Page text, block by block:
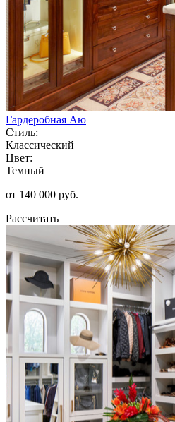
Гардеробная Аю
Стиль:
Классический
Цвет:
Темный
от 140 000 руб.
Рассчитать